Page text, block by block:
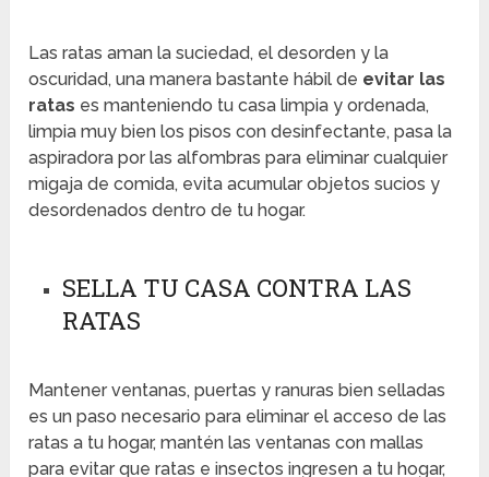
Las ratas aman la suciedad, el desorden y la
oscuridad, una manera bastante hábil de evitar las
ratas es manteniendo tu casa limpia y ordenada,
limpia muy bien los pisos con desinfectante, pasa la
aspiradora por las alfombras para eliminar cualquier
migaja de comida, evita acumular objetos sucios y
desordenados dentro de tu hogar.
SELLA TU CASA CONTRA LAS
RATAS
Mantener ventanas, puertas y ranuras bien selladas
es un paso necesario para eliminar el acceso de las
ratas a tu hogar, mantén las ventanas con mallas
para evitar que ratas e insectos ingresen a tu hogar,